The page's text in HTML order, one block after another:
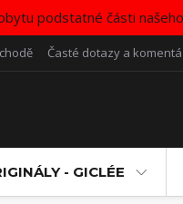
podstatné části
Časté dotazy a
- GICLÉE